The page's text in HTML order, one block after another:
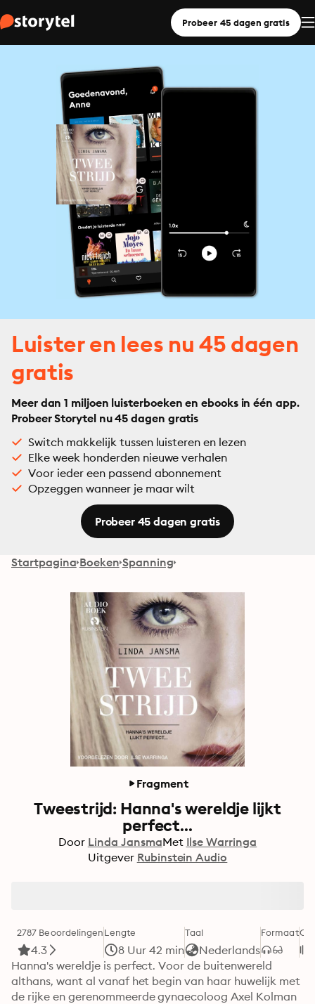
Probeer 45 dagen gratis
Luister en lees nu 45 dagen
gratis
Meer dan 1 miljoen luisterboeken en ebooks in één app.
Probeer Storytel nu 45 dagen gratis
Switch makkelijk tussen luisteren en lezen
Elke week honderden nieuwe verhalen
Voor ieder een passend abonnement
Opzeggen wanneer je maar wilt
Probeer 45 dagen gratis
Startpagina Boeken Spanning
Fragment
Tweestrijd: Hanna's wereldje lijkt
perfect...
Door Linda JansmaMet Ilse Warringa
Uitgever Rubinstein Audio
2787 Beoordelingen
4.3
Lengte
8 Uur 42 min
Taal
Nederlands
Formaat
Hanna's wereldje is perfect. Voor de buitenwereld
althans, want al vanaf het begin van haar huwelijk met
de rijke en gerenommeerde gynaecoloog Axel Kolman